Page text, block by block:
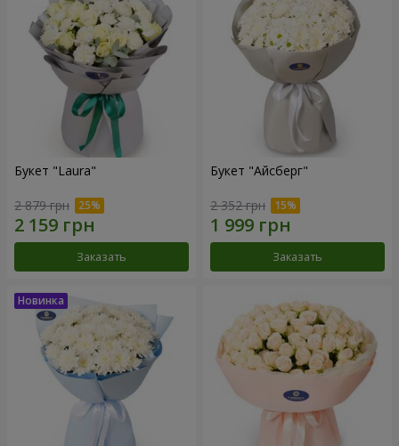
Букет "Laura"
2 879 грн
Заказать
Букет "Айсберг"
2 352 грн
Заказать